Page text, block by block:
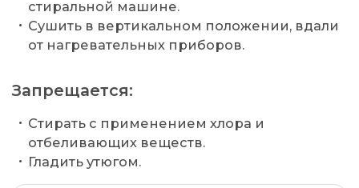
стиральной машине.
Сушить в вертикальном положении, вдали
от нагревательных приборов.
Запрещается:
Стирать с применением хлора и
отбеливающих веществ.
Гладить утюгом.